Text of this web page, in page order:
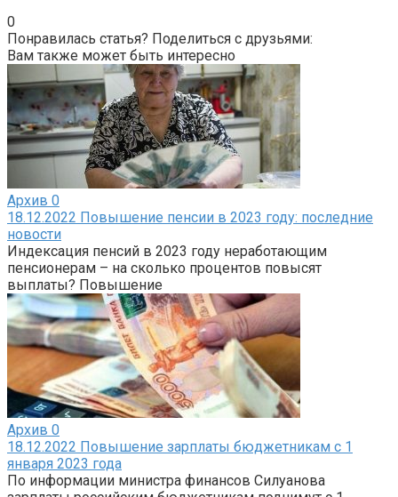
0
Понравилась статья? Поделиться с друзьями:
Вам также может быть интересно
Архив 0
18.12.2022 Повышение пенсии в 2023 году: последние
новости
Индексация пенсий в 2023 году неработающим
пенсионерам – на сколько процентов повысят
выплаты? Повышение
Архив 0
18.12.2022 Повышение зарплаты бюджетникам с 1
января 2023 года
По информации министра финансов Силуанова